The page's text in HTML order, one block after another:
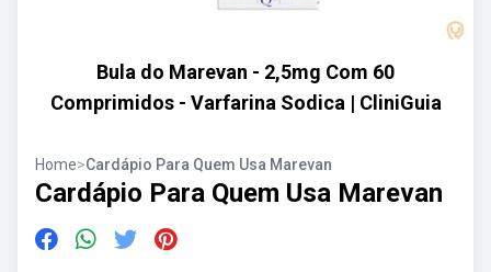
Bula do Marevan - 2,5mg Com 60
Comprimidos - Varfarina Sodica | CliniGuia
Home>Cardápio Para Quem Usa Marevan
Cardápio Para Quem Usa Marevan